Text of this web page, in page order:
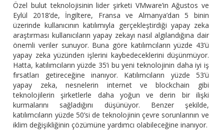
Özel bulut teknolojisinin lider şirketi VMware’in Ağustos ve
Eylül 2018’de, İngiltere, Fransa ve Almanya’dan 5 binin
üzerinde kullanıcının katılımıyla gerçekleştirdiği yapay zeka
araştırması kullanıcıların yapay zekayı nasıl algılandığına dair
önemli veriler sunuyor. Buna göre katılımcıların yüzde 43’ü
yapay zeka yüzünden işlerini kaybedeceklerini düşünmüyor.
Hatta, katılımcıların yüzde 35’i bu yeni teknolojinin daha iyi iş
fırsatları getireceğine inanıyor. Katılımcıların yüzde 53’ü
yapay zeka, nesnelerin internet ve blockchain gibi
teknolojilerin şirketlerle daha yoğun ve derin bir ilişki
kurmalarını sağladığını düşünüyor. Benzer şekilde,
katılımcıların yüzde 50’si de teknolojinin çevre sorunlarının ve
iklim değişikliğinin çözümüne yardımcı olabileceğine inanıyor.